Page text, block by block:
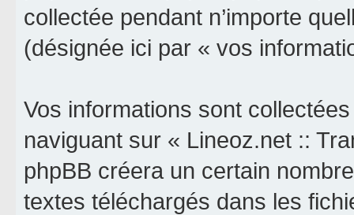
collectée pendant n’importe
(désignée ici par « vos
Vos informations sont
naviguant sur « Lineoz.net ::
phpBB créera un certain
textes téléchargés dans les